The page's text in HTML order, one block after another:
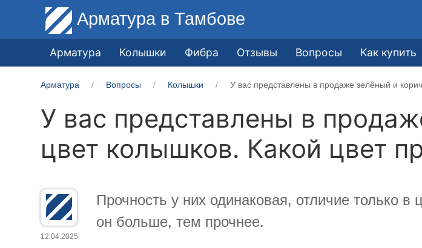
Арматура в Тамбове
Арматура Колышки Фибра Отзывы Вопросы Как купить
Арматура Вопросы Колышки У вас представлены в продаже зелёный и
У вас представлены в
цвет колышков. Какой цвет
12.04.2025
Прочность у них одинаковая, отличие только
он больше, тем прочнее.